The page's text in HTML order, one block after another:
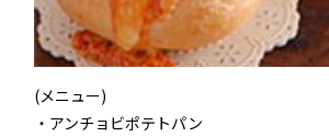
(メニュー)
・アンチョビポテトパン